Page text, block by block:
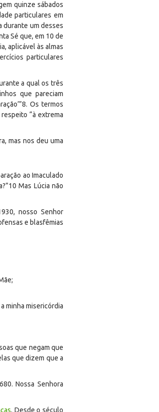
quinze sábados
particulares em
durante um desses
Sé que, em 10 de
aplicável às almas
particulares
a qual os três
que pareciam
8. Os termos
“à extrema
mas nos deu uma
ao Imaculado
10 Mas Lúcia não
nosso Senhor
e blasfêmias
minha misericórdia
que negam que
que dizem que a
Nossa Senhora
. Desde o século